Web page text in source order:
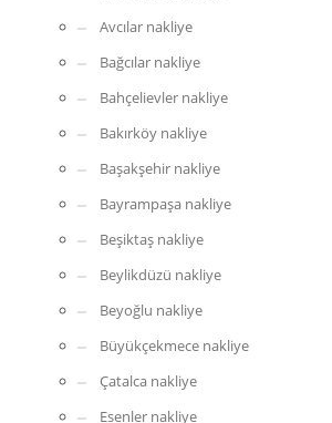
Avcılar nakliye
Bağcılar nakliye
Bahçelievler nakliye
Bakırköy nakliye
Başakşehir nakliye
Bayrampaşa nakliye
Beşiktaş nakliye
Beylikdüzü nakliye
Beyoğlu nakliye
Büyükçekmece nakliye
Çatalca nakliye
Esenler nakliye